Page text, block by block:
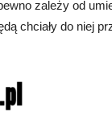
zależy od
chciały do niej